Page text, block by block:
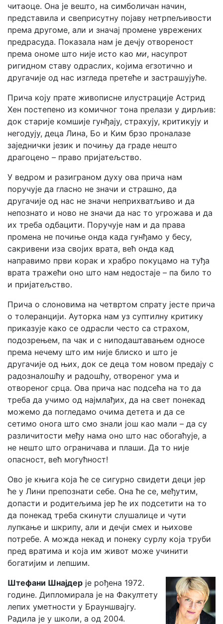
читаоце. Она је вешто, на симболичан начин,
представила и свеприсутну појаву нетрпељивости
према другоме, али и значај промене уврежених
предрасуда. Показала нам је дечју отвореност
према ономе што није исто као ми, насупрот
ригидном ставу одраслих, којима егзотично и
другачије од нас изгледа претеће и застрашујуће.
Прича коју прате живописне илустрације Астрид
Хен постепено из комичног тона прелази у дирљив:
док старије комшије гунђају, страхују, критикују и
негодују, деца Лина, Бо и Ким брзо проналазе
заједнички језик и почињу да граде нешто
драгоцено – право пријатељство.
У ведром и разиграном духу ова прича нам
поручује да гласно не значи и страшно, да
другачије од нас не значи неприхватљиво и да
непознато и ново не значи да нас то угрожава и да
их треба одбацити. Поручује нам и да права
промена не почиње онда када гунђамо у бесу,
сакривени иза својих врата, већ онда кад
направимо први корак и храбро покуцамо на туђа
врата тражећи оно што нам недостаје – па било то
и пријатељство.
Прича о слоновима на четвртом спрату јесте прича
о толеранцији. Ауторка нам уз суптилну критику
приказује како се одрасли често са страхом,
подозрењем, па чак и с ниподаштавањем односе
према нечему што им није блиско и што је
другачије од њих, док се деца том новом предају с
радозналошћу и радошћу, отвореног ума и
отвореног срца. Ова прича нас подсећа на то да
треба да учимо од најмлађих, да на свет понекад
можемо да погледамо очима детета и да се
сетимо онога што смо знали још као мали – да су
различитости међу нама оно што нас обогаћује, а
не нешто што ограничава и плаши. Да то није
опасност, већ могућност!
Ово је књига која ће се сигурно свидети деци јер
ће у Лини препознати себе. Она ће се, међутим,
допасти и родитељима јер ће их подсетити на то
да понекад треба скинути слушалице и чути
лупкање и шкрипу, али и дечји смех и њихове
потребе. А можда некад и понеку сурлу која труби
пред вратима и која им живот може учинити
богатијим и лепшим.
Штефани Шнајдер је рођена 1972.
године. Дипломирала је на Факултету
лепих уметности у Брауншвајгу.
Радила је у школи, а од 2004.